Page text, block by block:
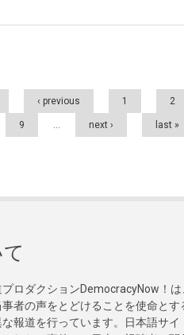
‹ previous 1 2
9 … next › last »
ロダクションDemocracyNow！
者の声をとどけることを使命と
報道を行っています。日本語サ